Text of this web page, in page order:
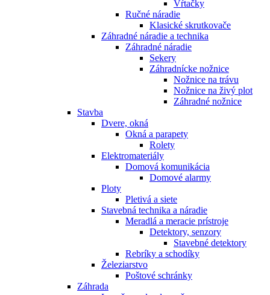
Vŕtačky
Ručné náradie
Klasické skrutkovače
Záhradné náradie a technika
Záhradné náradie
Sekery
Záhradnícke nožnice
Nožnice na trávu
Nožnice na živý plot
Záhradné nožnice
Stavba
Dvere, okná
Okná a parapety
Rolety
Elektromateriály
Domová komunikácia
Domové alarmy
Ploty
Pletivá a siete
Stavebná technika a náradie
Meradlá a meracie prístroje
Detektory, senzory
Stavebné detektory
Rebríky a schodíky
Železiarstvo
Poštové schránky
Záhrada